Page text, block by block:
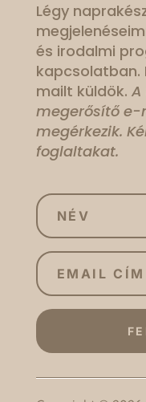
Légy
és irodalmi
kapcsolatban.
mailt küldök. A
megerősítő e-
megérkezik.
foglaltakat.